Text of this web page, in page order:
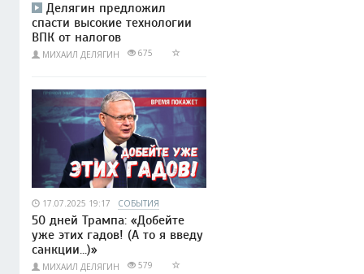
Делягин предложил
спасти высокие технологии
ВПК от налогов
МИХАИЛ ДЕЛЯГИН 675
17.07.2025 19:17 СОБЫТИЯ
50 дней Трампа: «Добейте
уже этих гадов! (А то я введу
санкции...)»
МИХАИЛ ДЕЛЯГИН 579